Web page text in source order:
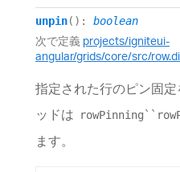
unpin() : boolean
次で定義 projects/igniteui-
angular/grids/core/src/
指定された行のピン固
ッドは
ます。